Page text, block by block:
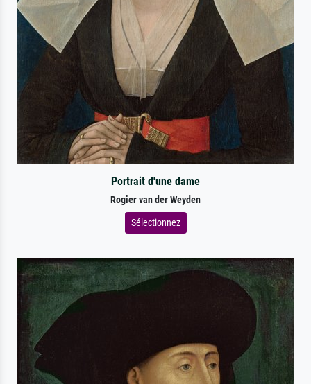
Portrait d'une dame
Rogier van der Weyden
Sélectionnez